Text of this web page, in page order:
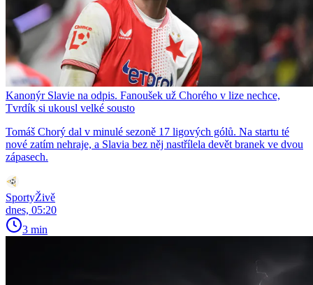
Kanonýr Slavie na odpis. Fanoušek už Chorého v lize nechce,
Tvrdík si ukousl velké sousto
Tomáš Chorý dal v minulé sezoně 17 ligových gólů. Na startu té
nové zatím nehraje, a Slavia bez něj nastřílela devět branek ve dvou
zápasech.
SportyŽivě
dnes, 05:20
3 min